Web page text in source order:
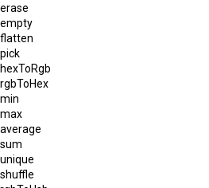
erase
empty
flatten
pick
hexToRgb
rgbToHex
min
max
average
sum
unique
shuffle